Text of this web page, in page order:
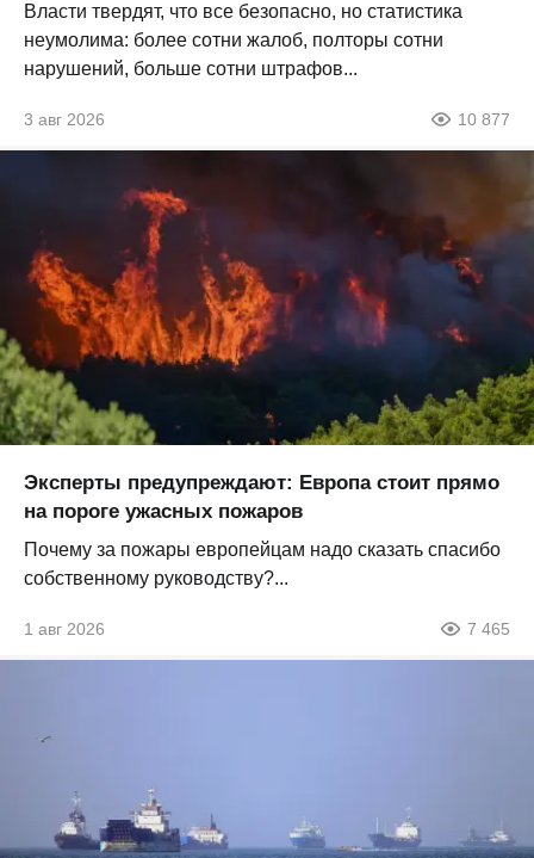
Власти твердят, что все безопасно, но статистика
неумолима: более сотни жалоб, полторы сотни
нарушений, больше сотни штрафов...
3 авг 2026 10 877
Эксперты предупреждают: Европа стоит прямо
на пороге ужасных пожаров
Почему за пожары европейцам надо сказать спасибо
собственному руководству?...
1 авг 2026 7 465